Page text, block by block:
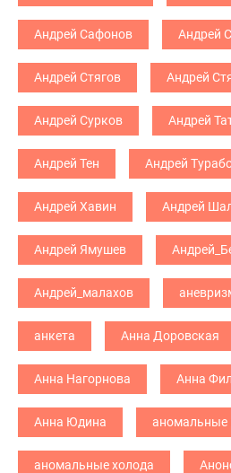
Андрей Сафонов Андрей
Андрей Стягов Андрей
Андрей Сурков Андрей
Андрей Тен Андрей
Андрей Хавин Андрей
Андрей Ямушев
Андрей_малахов
анкета Анна Доровская
Анна Нагорнова Анна
Анна Юдина аномальные
аномальные холода